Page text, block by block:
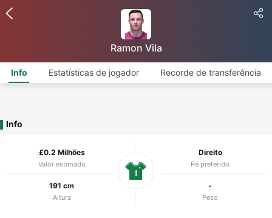
Ramon Vila
Info Estatísticas de jogador Recorde de transferência
Info
£0.2 Milhões
Valor estimado
Direito
Pé preferido
191 cm
Altura
-
Peso
1